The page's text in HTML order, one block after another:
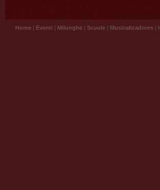
Home | Eventi | Milonghe | Scuole | Musicalizadores |